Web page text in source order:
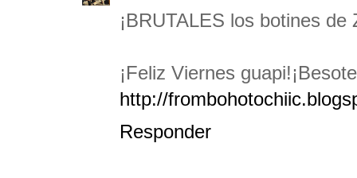
¡BRUTALES los botines
¡Feliz Viernes
http://
Responder